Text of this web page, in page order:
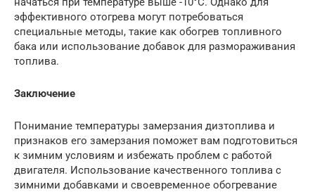
эффективного отогрева могут потребоваться
специальные методы, такие как обогрев топливного
бака или использование добавок для размораживания
топлива.
Заключение
Понимание температуры замерзания дизтоплива и
признаков его замерзания поможет вам подготовиться
к зимним условиям и избежать проблем с работой
двигателя. Использование качественного топлива с
зимними добавками и своевременное обогревание